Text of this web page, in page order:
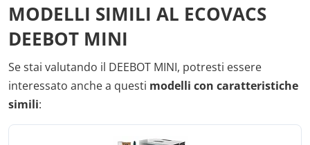
MODELLI SIMILI AL ECOVACS
DEEBOT MINI
Se stai valutando il DEEBOT MINI, potresti essere
interessato anche a questi modelli con caratteristiche
simili: